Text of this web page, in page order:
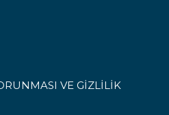
VE GİZLİLİK